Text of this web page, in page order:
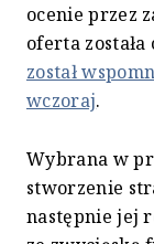
ocenie przez
oferta została
został
wczoraj.
Wybrana w
stworzenie
następnie jej